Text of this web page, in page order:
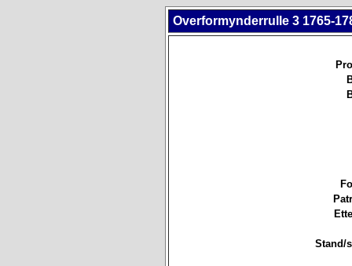
Overformynderrulle 3 1765-
Stand/